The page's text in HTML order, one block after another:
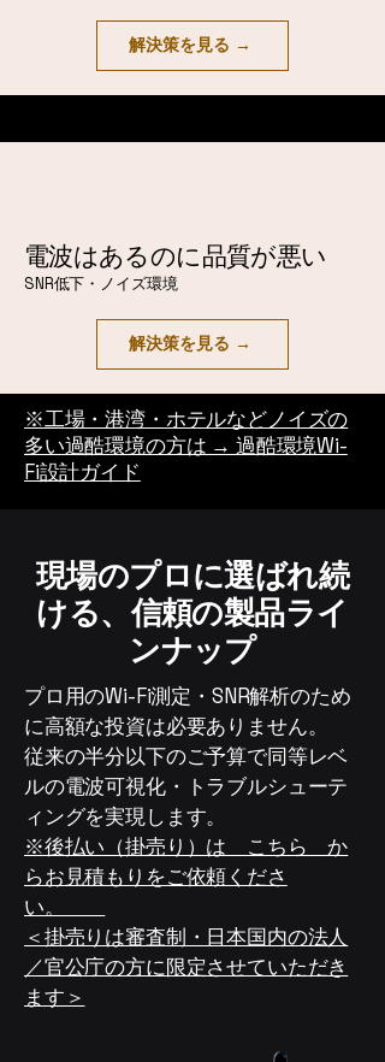
解決策を見る →
電波はあるのに品質が悪い
SNR低下・ノイズ環境
解決策を見る →
※工場・港湾・ホテルなどノイズの
多い過酷環境の方は → 過酷環境Wi-
Fi設計ガイド
現場のプロに選ばれ続
ける、信頼の製品ライ
ンナップ
プロ用のWi-Fi測定・SNR解析のため
に高額な投資は必要ありません。
従来の半分以下のご予算で同等レベ
ルの電波可視化・トラブルシューテ
ィングを実現します。
※後払い（掛売り）は こちら か
らお見積もりをご依頼くださ
い。
＜掛売りは審査制・日本国内の法人
／官公庁の方に限定させていただき
ます＞